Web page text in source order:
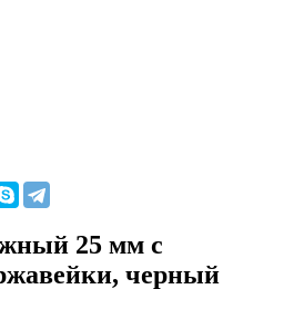
25 мм с
черный